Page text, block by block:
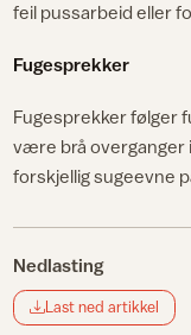
feil pussarbeid eller
Fugesprekker
Fugesprekker følger
være brå overganger
forskjellig sugeevne
Nedlasting
Last ned artikkel